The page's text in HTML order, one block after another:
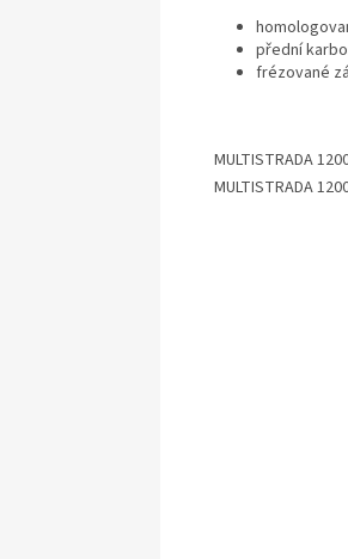
přední
frézované
MULTISTRADA
MULTISTRADA